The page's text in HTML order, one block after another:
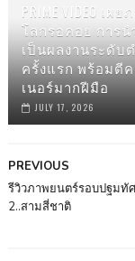
PRIME VIDEO เ
โลกรอคอย การน
เป็นผลงานระดับ
ครั้งแรก พร้อมตี
เนอร์มากฝีมือ
JULY 17, 2026
PREVIOUS
รีวิวภาพยนตร์รอบปฐมทั
2..สามสี่ชาติ